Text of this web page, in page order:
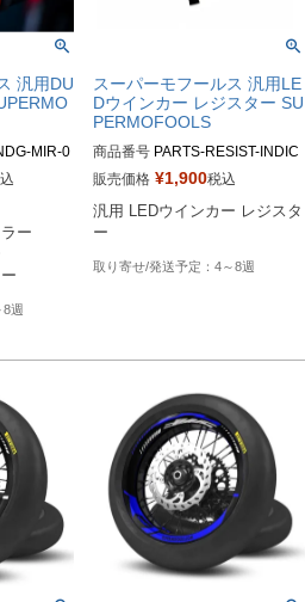
汎用DU
MIR-0
ー
8週
スーパーモフールス 汎用LE
Dウインカー レジスター SU
PERMOFOOLS
商品番号
販売価格 ¥1,900税込
汎用 LEDウインカー レジスタ
4～8週